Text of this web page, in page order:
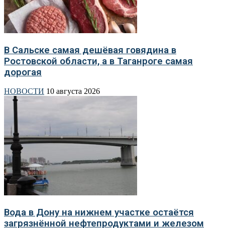
В Сальске самая дешёвая говядина в
Ростовской области, а в Таганроге самая
дорогая
НОВОСТИ 10 августа 2026
Вода в Дону на нижнем участке остаётся
загрязнённой нефтепродуктами и железом